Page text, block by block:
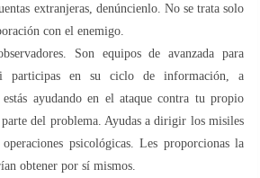
extranjeras, denúncienlo. No se trata solo
con el enemigo.
Son equipos de avanzada para
participas en su ciclo de información, a
ayudando en el ataque contra tu propio
del problema. Ayudas a dirigir los misiles
psicológicas. Les proporcionas la
obtener por sí mismos.